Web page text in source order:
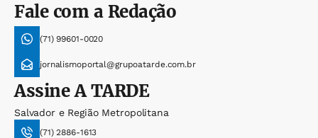
Fale com a Redação
(71) 99601-0020
jornalismoportal@grupoatarde.com.br
AssineA TARDE
Salvador e Região Metropolitana
(71) 2886-1613